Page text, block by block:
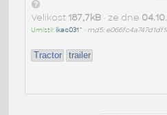
Velikost 187,7kB• ze dne
Umístil:ikac031^ • md5:
Tractor trailer